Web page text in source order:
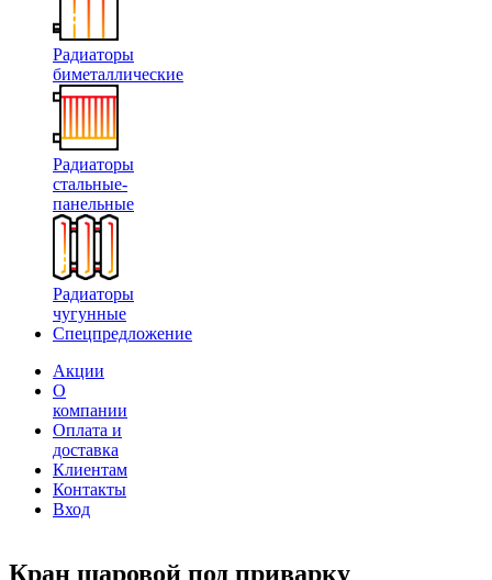
Радиаторы
биметаллические
Радиаторы
стальные-
панельные
Радиаторы
чугунные
Спецпредложение
Акции
О
компании
Оплата и
доставка
Клиентам
Контакты
Вход
Кран шаровой под приварку